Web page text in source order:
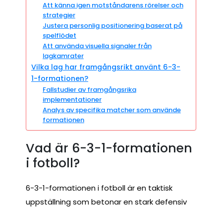
Att känna igen motståndarens rörelser och
strategier
Justera personlig positionering baserat på
spelflödet
Att använda visuella signaler från
lagkamrater
Vilka lag har framgångsrikt använt 6-3-
1-formationen?
Fallstudier av framgångsrika
implementationer
Analys av specifika matcher som använde
formationen
Vad är 6-3-1-formationen
i fotboll?
6-3-1-formationen i fotboll är en taktisk
uppställning som betonar en stark defensiv